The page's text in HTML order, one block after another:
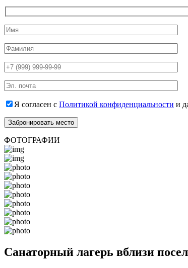
Я согласен с Политикой конфиденциальности и
ФОТОГРАФИИ
Санаторный лагерь вблизи